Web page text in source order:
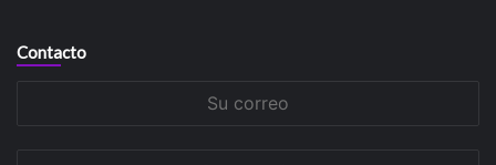
Contacto